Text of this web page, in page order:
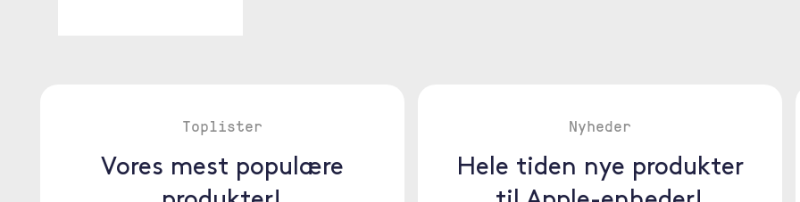
Toplister
Vores mest populære
Nyheder
Hele tiden nye produkter